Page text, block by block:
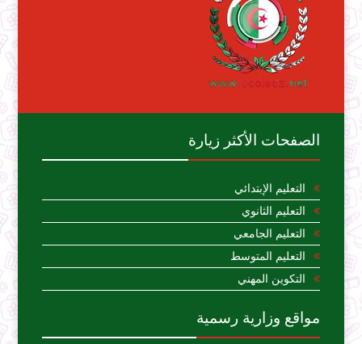
الصفحات الأكثر زيارة
التعليم الإبتدائي
التعليم الثانوي
التعليم الجامعي
التعليم المتوسط
التكوين المهني
مواقع وزارية رسمية